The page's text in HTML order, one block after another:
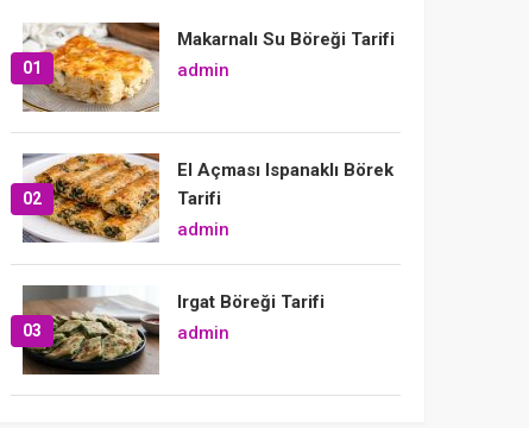
01
Makarnalı Su Böreği Tarifi
admin
02
El Açması Ispanaklı Börek
Tarifi
admin
03
Irgat Böreği Tarifi
admin